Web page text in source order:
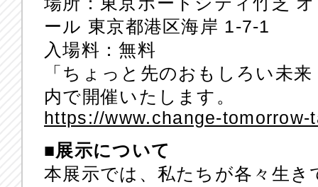
ール 東京都港区海岸 1-7-1
入場料：無料
「ちょっと先のおもしろい未
内で開催いたします。
https://www.change-
■展示について
本展示では、私たちが各々生